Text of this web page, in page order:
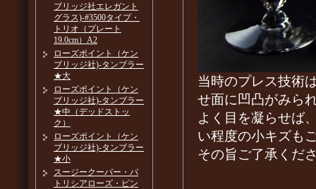
当時のプレス技術
せ面に凹凸がみら
よく目を凝らせば
い程度の小キズも
その旨ご了承くだ
ブリッジ社エレガント
グラス)-#3500タイプ・
トリオ（プレート
19.0cm）A2
ローズポイント（ケン
ブリッジ社)-タンブラー
★大
ローズポイント（ケン
ブリッジ社)-タンブラー
★中（デッドストッ
ク）
ローズポイント（ケン
ブリッジ社)-タンブラー
★小
スージークーパー・パ
トリシアローズ・ピン